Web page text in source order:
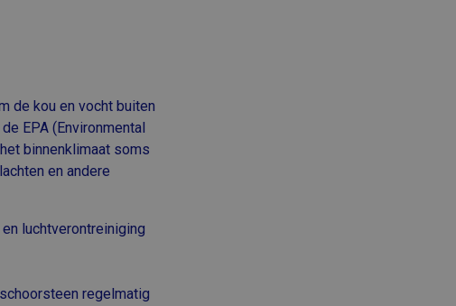
de kou en vocht buiten
EPA (Environmental
binnenklimaat soms
en andere
luchtverontreiniging
regelmatig